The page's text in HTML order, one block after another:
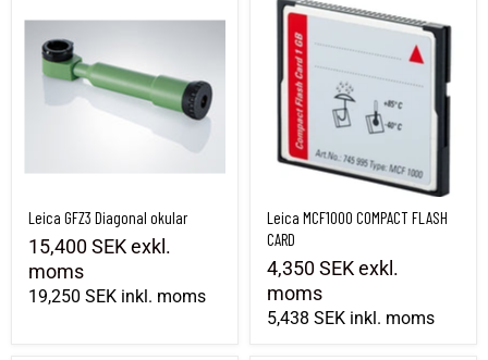
Leica GFZ3 Diagonal okular
15,400 SEKexkl.
moms
19,250 SEK inkl. moms
Leica MCF1000 COMPACT FLASH CARD
Leica MCF1000 COMPACT FLASH
CARD
4,350 SEKexkl.
moms
5,438 SEK inkl. moms